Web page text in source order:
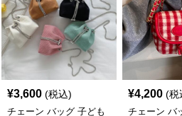
¥3,600 (税込)
チェーン バッグ 子ども
¥4,200 (税
チェーン バ